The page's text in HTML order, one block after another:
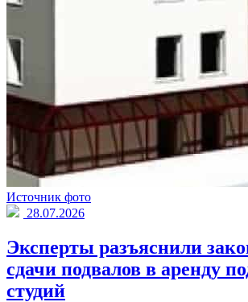
Источник фото
28.07.2026
Эксперты разъяснили
сдачи подвалов в аренду
студий